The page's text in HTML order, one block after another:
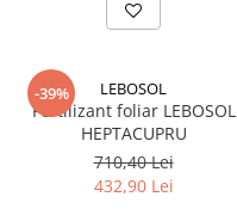
Insecticide
CIREȘ
Erbicide
Biostimulatori
Adjuvanți
GAZON
Insecticide
Fertilizanți foliari
-39% LEBOSOL
Fertilizant foliar LEBOSOL
HEPTACUPRU
710,40 Lei
432,90 Lei